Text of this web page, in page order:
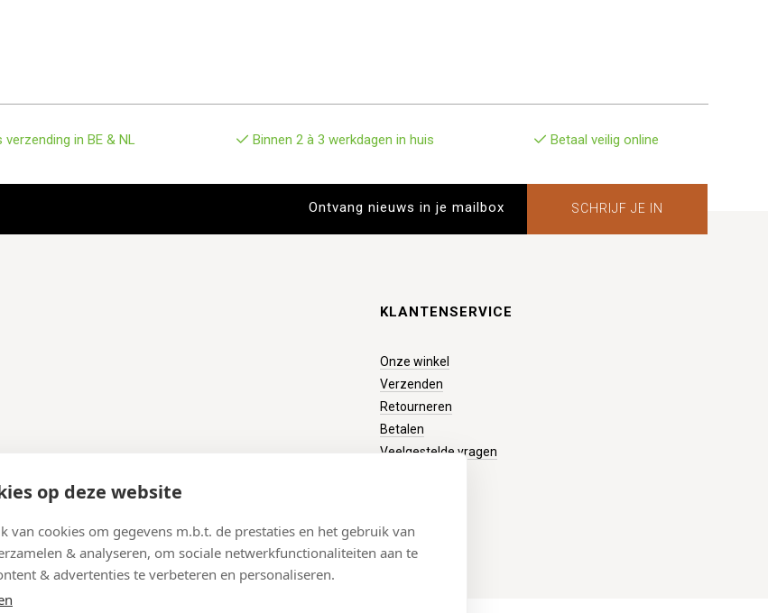
op deze website
van cookies om gegevens m.b.t. de prestaties en het gebruik van
& analyseren, om sociale netwerkfunctionaliteiten aan te
& advertenties te verbeteren en personaliseren.
verzending in BE & NL Binnen 2 à 3 werkdagen in huis Betaal veilig online
SCHRIJF JE IN
KLANTENSERVICE
Onze winkel
Verzenden
Retourneren
Betalen
Veelgestelde vragen